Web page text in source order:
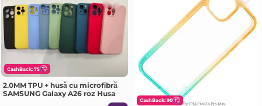
CashBack: 75
2.0MM TPU + husă cu microfibră
SAMSUNG Galaxy A26 roz Husa
CashBack: 90